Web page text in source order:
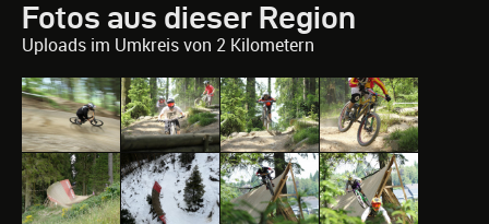
Fotos aus dieser Region
Uploads im Umkreis von 2 Kilometern